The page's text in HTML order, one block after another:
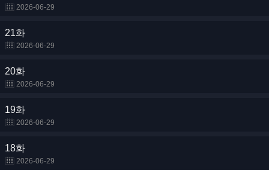
2026-06-29
21화
2026-06-29
20화
2026-06-29
19화
2026-06-29
18화
2026-06-29